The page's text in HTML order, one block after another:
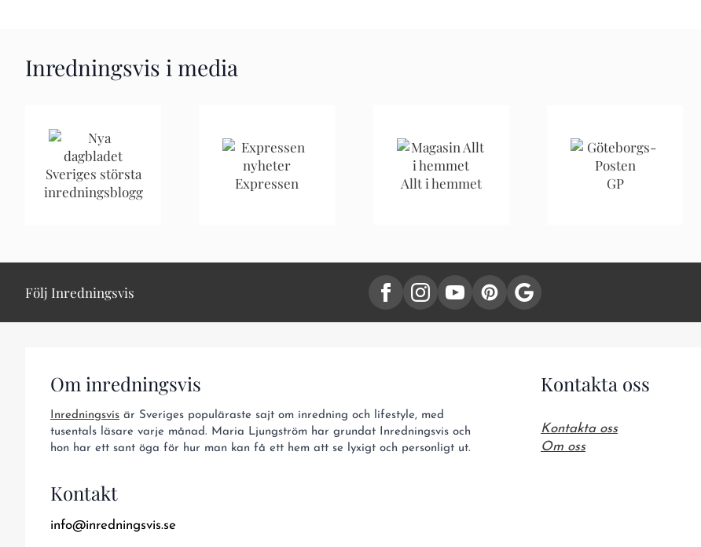
Inredningsvis i media
Sveriges största
inredningsblogg
Expressen Allt i hemmet GP
Följ Inredningsvis
Om inredningsvis
Inredningsvis är Sveriges populäraste sajt om inredning och lifestyle, med
tusentals läsare varje månad. Maria Ljungström har grundat Inredningsvis och
hon har ett sant öga för hur man kan få ett hem att se lyxigt och personligt ut.
Kontakt
info@inredningsvis.se
Kontakta oss
Kontakta oss
Om oss